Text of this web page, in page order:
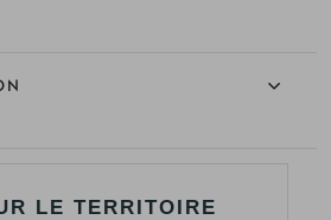
LE TERRITOIRE